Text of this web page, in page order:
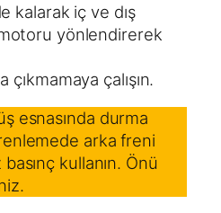
kalarak iç ve dış
yönlendirerek
çıkmamaya çalışın.
esnasında durma
arka freni
kullanın. Önü